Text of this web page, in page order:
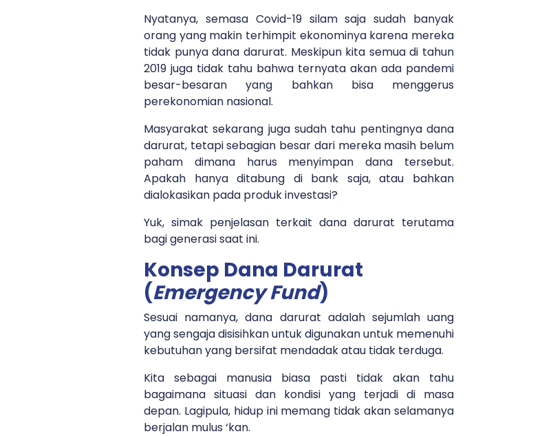
Nyatanya, semasa Covid-19 silam saja sudah banyak
orang yang makin terhimpit ekonominya karena mereka
tidak punya dana darurat. Meskipun kita semua di tahun
2019 juga tidak tahu bahwa ternyata akan ada pandemi
besar-besaran yang bahkan bisa menggerus
perekonomian nasional.
Masyarakat sekarang juga sudah tahu pentingnya dana
darurat, tetapi sebagian besar dari mereka masih belum
paham dimana harus menyimpan dana tersebut.
Apakah hanya ditabung di bank saja, atau bahkan
dialokasikan pada produk investasi?
Yuk, simak penjelasan terkait dana darurat terutama
bagi generasi saat ini.
Konsep Dana Darurat
(Emergency Fund)
Sesuai namanya, dana darurat adalah sejumlah uang
yang sengaja disisihkan untuk digunakan untuk memenuhi
kebutuhan yang bersifat mendadak atau tidak terduga.
Kita sebagai manusia biasa pasti tidak akan tahu
bagaimana situasi dan kondisi yang terjadi di masa
depan. Lagipula, hidup ini memang tidak akan selamanya
berjalan mulus ‘kan.